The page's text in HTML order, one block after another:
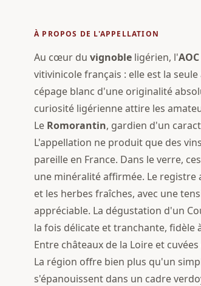
À PROPOS DE L'APPELLATION
Au cœur du vignoble ligérien, l'AOC
vitivinicole français : elle est la
cépage blanc d'une originalité
curiosité ligérienne attire les
Le Romorantin, gardien d'un
L'appellation ne produit que des
pareille en France. Dans le verre,
une minéralité affirmée. Le
et les herbes fraîches, avec une
appréciable. La dégustation d'un
la fois délicate et tranchante, fidèle
Entre châteaux de la Loire et
La région offre bien plus qu'un
s'épanouissent dans un cadre